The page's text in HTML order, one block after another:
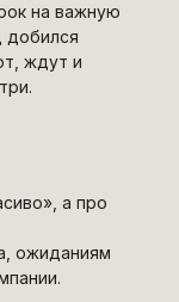
на важную
добился
ждут и
а про
ожиданиям